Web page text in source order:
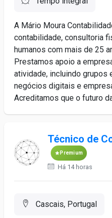
A Mário Moura
contabilidade, consultoria
humanos com mais de 25
Prestamos apoio a
atividade, incluindo grupos
negócios digitais e
Acreditamos que o futuro
Técnico de
Premium
Há 14 horas
Cascais, Portugal